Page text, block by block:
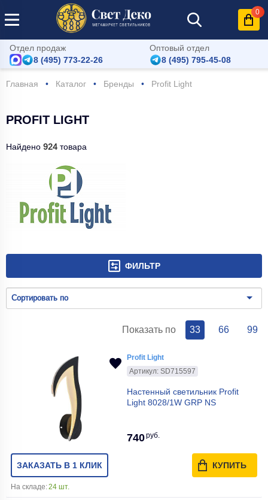
0
Отдел продаж
8 (495) 773-22-26
Оптовый отдел
8 (495) 795-45-08
Главная Каталог Бренды Profit Light
PROFIT LIGHT
Найдено 924 товара
ФИЛЬТР
Сортировать по
Показать по 33 66 99
Profit Light
Артикул: SD715597
Настенный светильник Profit
Light 8028/1W GRP NS
740руб.
ЗАКАЗАТЬ В 1 КЛИК КУПИТЬ
На складе:24 шт.